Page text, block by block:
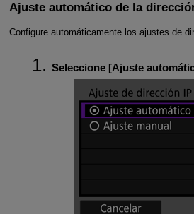
Ajuste automático de la
Configure automáticamente los ajustes de
Seleccione [Ajuste